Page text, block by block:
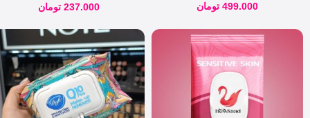
499.000 تومان
237.000 تومان